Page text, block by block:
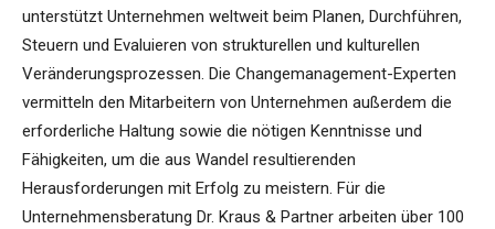
unterstützt Unternehmen weltweit beim Planen, Durchführen,
Steuern und Evaluieren von strukturellen und kulturellen
Veränderungsprozessen. Die Changemanagement-Experten
vermitteln den Mitarbeitern von Unternehmen außerdem die
erforderliche Haltung sowie die nötigen Kenntnisse und
Fähigkeiten, um die aus Wandel resultierenden
Herausforderungen mit Erfolg zu meistern. Für die
Unternehmensberatung Dr. Kraus & Partner arbeiten über 100